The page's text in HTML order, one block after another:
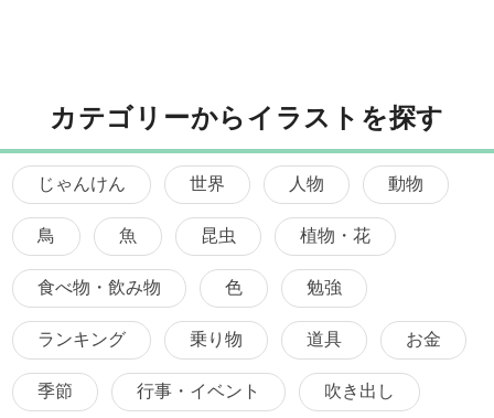
カテゴリーからイラストを探す
じゃんけん 世界 人物 動物
鳥 魚 昆虫 植物・花
食べ物・飲み物 色 勉強
ランキング 乗り物 道具 お金
季節 行事・イベント 吹き出し